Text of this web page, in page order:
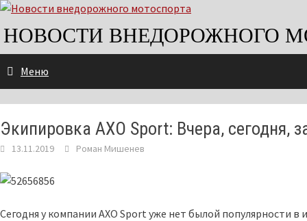
Skip
content
НОВОСТИ ВНЕДОРОЖНОГО
Меню
Экипировка АХО Sport: Вчера, сегодня,
13.11.2019 Роман Мишенев
Сегодня у компании AXO Sport уже нет былой популярности